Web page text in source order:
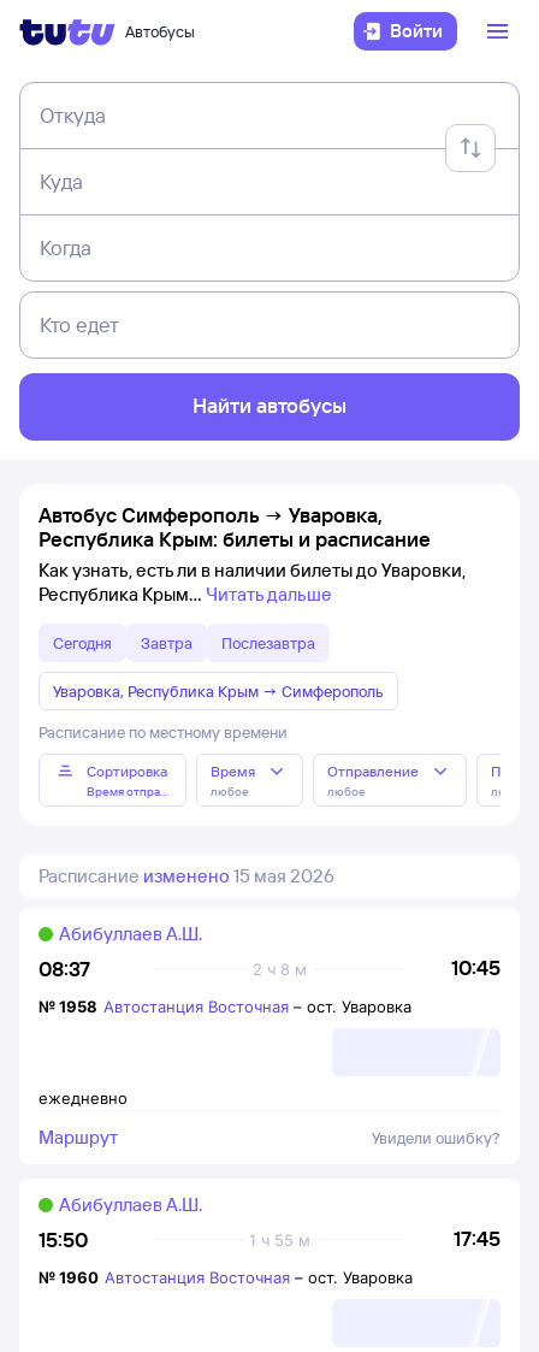
Автобусы Войти
Откуда
Куда
Когда
Кто едет
Найти автобусы
Автобус Симферополь → Уваровка,
Республика Крым: билеты и расписание
Как узнать, есть ли в наличии билеты до Уваровки,
Республика Крым
Читать дальше
Сегодня Завтра Послезавтра
Уваровка, Республика Крым → Симферополь
Расписание по местному времени
Сортировка
Время отправления
Время
любое
Отправление
любое любое
Расписание изменено 15 мая 2026
08:37 10:45
2 ч 8 м
Абибуллаев А.Ш.
ежедневно
№1958 Автостанция Восточная – ост. Уваровка
Маршрут Увидели ошибку?
15:50 17:45
1 ч 55 м
Абибуллаев А.Ш.
№1960 Автостанция Восточная – ост. Уваровка